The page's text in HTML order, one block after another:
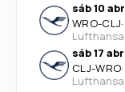
sáb 10 abr
WRO-CLJ·
Lufthansa
sáb 17 abr
CLJ-WRO·
Lufthansa